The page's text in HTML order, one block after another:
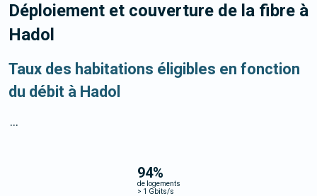
Déploiement et couverture de la fibre à
Hadol
Taux des habitations éligibles en fonction
du débit à Hadol
94%
de logements
> 1 Gbits/s
...